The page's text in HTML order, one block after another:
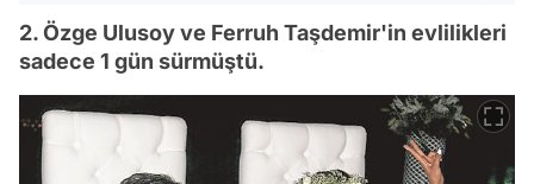
2. Özge Ulusoy ve Ferruh Taşdemir'in evlilikleri
sadece 1 gün sürmüştü.